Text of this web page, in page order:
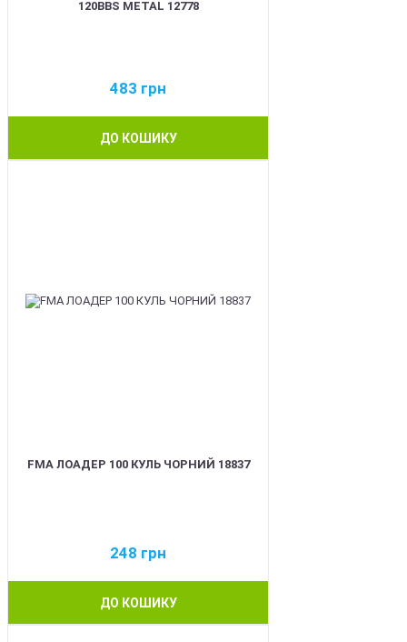
120BBS METAL 12778
483 грн
ДО КОШИКУ
FMA ЛОАДЕР 100 КУЛЬ ЧОРНИЙ 18837
248 грн
ДО КОШИКУ